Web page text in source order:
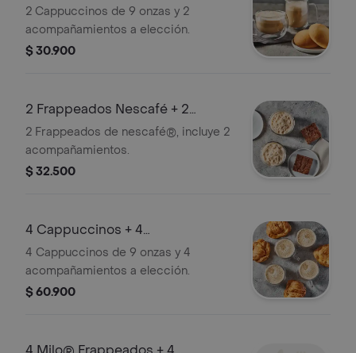
Acompañamientos
2 Cappuccinos de 9 onzas y 2
acompañamientos a elección.
$ 30.900
2 Frappeados Nescafé + 2
Acompañamientos
2 Frappeados de nescafé®, incluye 2
acompañamientos.
$ 32.500
4 Cappuccinos + 4
Acompañamientos
4 Cappuccinos de 9 onzas y 4
acompañamientos a elección.
$ 60.900